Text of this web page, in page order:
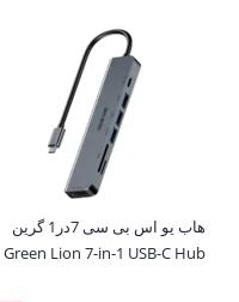
هاب یو اس بی سی 7در1 گرین
Green Lion 7-in-1 USB-C Hub